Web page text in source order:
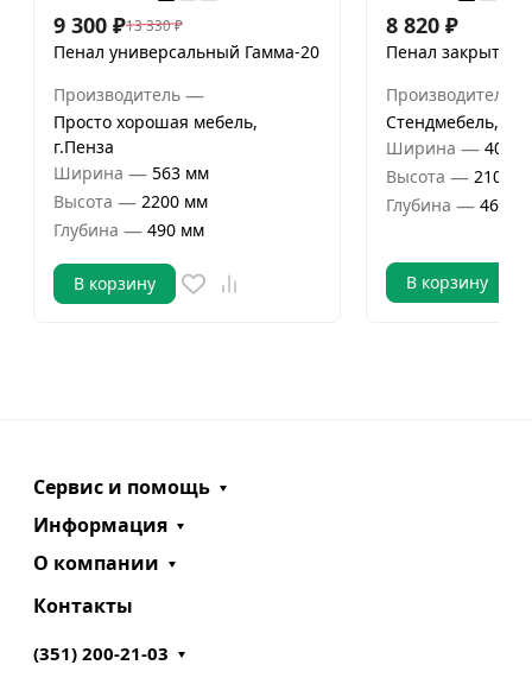
9 300 ₽13 330 ₽
Пенал универсальный Гамма-20
Производитель —
Просто хорошая мебель,
г.Пенза
Ширина — 563 мм
Высота — 2200 мм
Глубина — 490 мм
В корзину
8 820 ₽
Пенал закрытый
Производитель
Стендмебель,
Ширина — 400
Высота — 2100
Глубина — 460
В корзину
Сервис и помощь
Информация
О компании
Контакты
(351) 200-21-03